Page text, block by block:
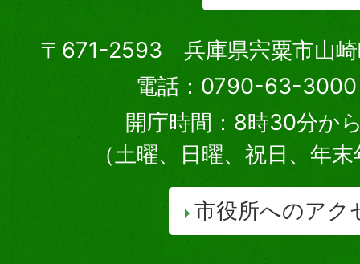
〒671-2593 兵庫県宍粟市山崎
電話：0790-63-3000
開庁時間：8時30分か
（土曜、日曜、祝日、年
市役所へのアク